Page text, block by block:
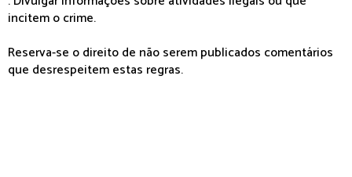
incitem o crime.
Reserva-se o direito de não serem publicados comentários
que desrespeitem estas regras.